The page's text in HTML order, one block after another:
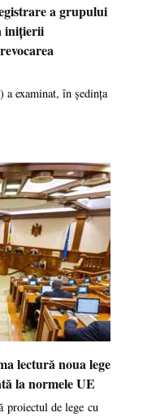
a grupului
inițierii
examinat, în ședința
lectură noua lege
la normele UE
proiectul de lege cu